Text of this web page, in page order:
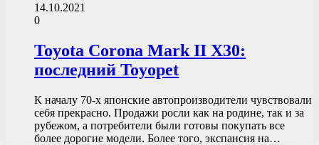
14.10.2021
0
Toyota Corona Mark II Х30:
последний Toyopet
К началу 70-х японские автопроизводители чувствовали
себя прекрасно. Продажи росли как на родине, так и за
рубежом, а потребители были готовы покупать все
более дорогие модели. Более того, экспансия на…